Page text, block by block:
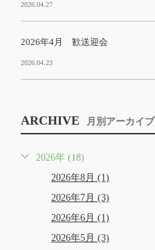
2026.04.27
2026年4月 歓送迎会
2026.04.23
ARCHIVE 月別アーカイブ
2026年 (18)
2026年8月 (1)
2026年7月 (3)
2026年6月 (1)
2026年5月 (3)